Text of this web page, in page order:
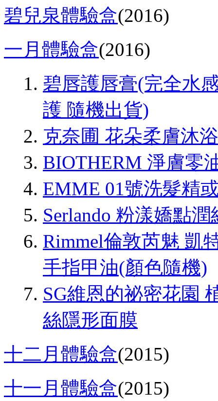
碧兒泉體驗盒(2016)
一月體驗盒(2016)
碧唇護唇膏(完全水
護 隨機出貨)
克奈圃 花朵柔膚沐
BIOTHERM 淨膚零
EMME 01號洗髮精
Serlando 粉漾嬌點潤
Rimmel倫敦芮魅 凱
手指甲油(顏色隨機)
SG維恩的祕密花園
絲隱形面膜
十二月體驗盒(2015)
十一月體驗盒(2015)